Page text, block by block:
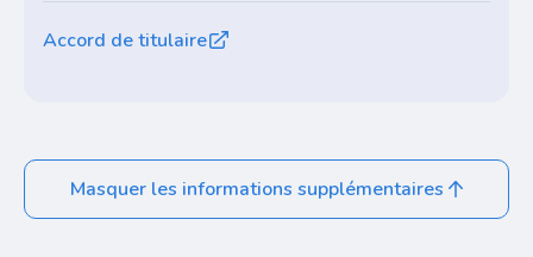
Accord de titulaire
Masquer les informations supplémentaires